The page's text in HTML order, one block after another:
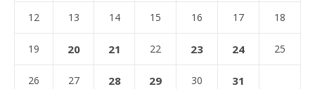
12 13 14 15 16 17 18
19 20 21 22 23 24 25
26 27 28 29 30 31